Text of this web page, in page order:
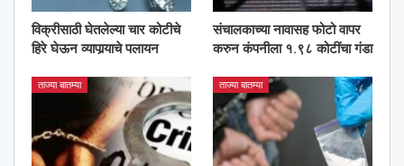
विक्रीसाठी घेतलेल्या चार कोटीचे
हिरे घेऊन व्यापार्‍याचे पलायन
संचालकाच्या नावासह फोटो वापर
करुन कंपनीला १.९८ कोटींचा गंडा
ताज्या बातम्या ताज्या बातम्या